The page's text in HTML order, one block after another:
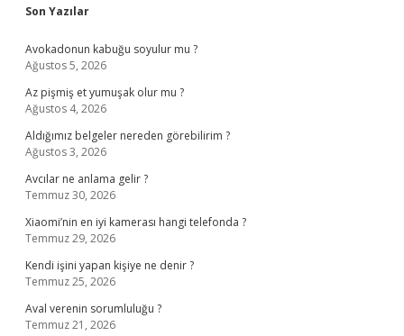
Sidebar
Son Yazılar
Avokadonun kabuğu soyulur mu ?
Ağustos 5, 2026
Az pişmiş et yumuşak olur mu ?
Ağustos 4, 2026
Aldığımız belgeler nereden görebilirim ?
Ağustos 3, 2026
Avcılar ne anlama gelir ?
Temmuz 30, 2026
Xiaomi’nin en iyi kamerası hangi telefonda ?
Temmuz 29, 2026
Kendi işini yapan kişiye ne denir ?
Temmuz 25, 2026
Aval verenin sorumluluğu ?
Temmuz 21, 2026